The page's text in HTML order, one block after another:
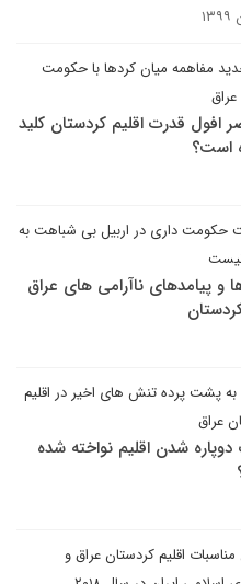
مفاهمه میان کردها با حکومت
افول قدرت اقلیم کردستان کلید
است؟
حکومت داری در اربیل بی شباهت به
و پیامدهای ناآرامی های عراق
پشت پرده تنش های اخیر در اقلیم
عراق
شدن اقلیم نواخته شده
اقلیم کردستان عراق و